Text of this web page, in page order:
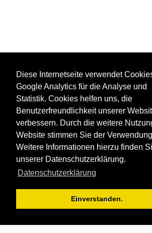
Diese Internetseite verwendet
Google Analytics für die Analyse und
Statistik. Cookies helfen uns, die
Benutzerfreundlichkeit unserer
verbessern. Durch die weitere
Website stimmen Sie der
Weitere Informationen hierzu finden
unserer Datenschutzerklärung.
Datenschutzerklärung
Einverstanden.
Kontakt Impressum Newsletter
Datenschutz
WhatsApp
2025 Copyright © YOUTH GLOBE